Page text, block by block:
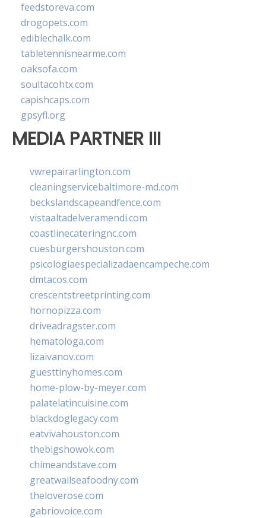
feedstoreva.com
drogopets.com
ediblechalk.com
tabletennisnearme.com
oaksofa.com
soultacohtx.com
capishcaps.com
gpsyfl.org
MEDIA PARTNER III
vwrepairarlington.com
cleaningservicebaltimore-md.com
beckslandscapeandfence.com
vistaaltadelveramendi.com
coastlinecateringnc.com
cuesburgershouston.com
psicologiaespecializadaencampeche.com
dmtacos.com
crescentstreetprinting.com
hornopizza.com
driveadragster.com
hematologa.com
lizaivanov.com
guesttinyhomes.com
home-plow-by-meyer.com
palatelatincuisine.com
blackdoglegacy.com
eatvivahouston.com
thebigshowok.com
chimeandstave.com
greatwallseafoodny.com
theloverose.com
gabriovoice.com